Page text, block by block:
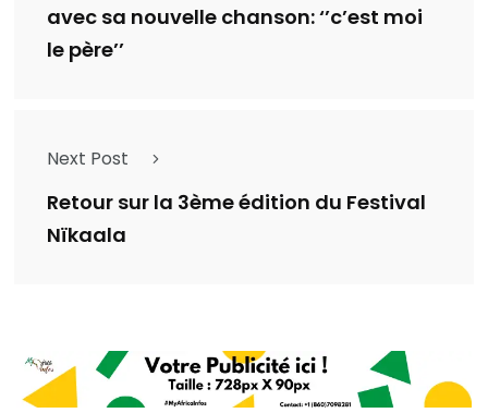
avec sa nouvelle chanson: ‘’c’est moi
le père’’
Next Post
Retour sur la 3ème édition du Festival
Nïkaala